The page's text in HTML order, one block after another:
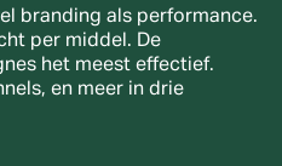
branding als performance.
per middel. De
het meest effectief.
en meer in drie